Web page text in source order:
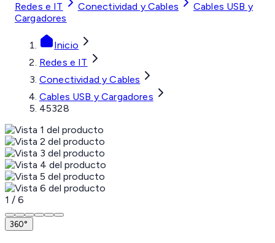
Redes e IT Conectividad y Cables
Cables USB y
Cargadores
Inicio
Redes e IT
Conectividad y Cables
Cables USB y Cargadores
45328
1 / 6
360°